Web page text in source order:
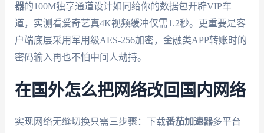
器的100M独享通道设计如同给你的数据包开辟VIP车
道，实测看爱奇艺真4K视频缓冲仅需1.2秒。更重要是客
户端底层采用军用级AES-256加密，金融类APP转账时的
密码输入再也不怕中间人劫持。
在国外怎么把网络改回国内网络
实现网络无缝切换只需三步骤：下载番茄加速器多平台